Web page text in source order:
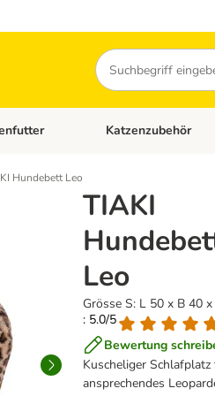
Suchen
Menü öffnen: Hundezubehör
Kategorie-Menü
Katzenzubehör
Hundebett Leo
TIAKI
Leo
Grösse S: L 50 x B 40
: 5.0/5
Bewertung
Kuscheliger
ansprechendes